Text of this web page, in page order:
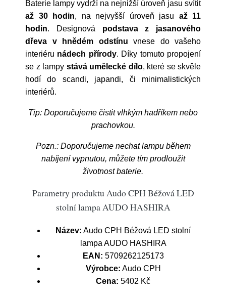
Baterie lampy vydrží na nejnižší úroveň jasu svítit
až 30 hodin, na nejvyšší úroveň jasu až 11
hodin. Designová podstava
z jasanového
dřeva v hnědém odstínu vnese do vašeho
interiéru nádech přírody. Díky tomuto propojení
se z lampy stává umělecké dílo, které se skvěle
hodí do scandi, japandi, či minimalistických
interiérů.
Tip: Doporučujeme čistit vlhkým hadříkem nebo
prachovkou.
Pozn.: Doporučujeme nechat lampu během
nabíjení vypnutou, můžete tím prodloužit
životnost baterie.
Parametry produktu Audo CPH Béžová LED
stolní lampa AUDO HASHIRA
Název: Audo CPH Béžová LED stolní
lampa AUDO HASHIRA
EAN: 5709262125173
Výrobce: Audo CPH
Cena: 5402 Kč